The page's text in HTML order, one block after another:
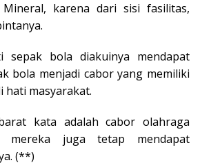
karena dari sisi fasilitas,
sepak bola diakuinya mendapat
bola menjadi cabor yang memiliki
hati masyarakat.
kata adalah cabor olahraga
mereka juga tetap mendapat
(**)